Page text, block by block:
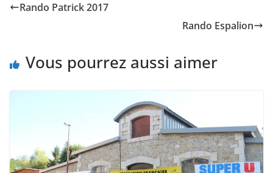
Rando Patrick 2017
Rando Espalion
Vous pourrez aussi aimer